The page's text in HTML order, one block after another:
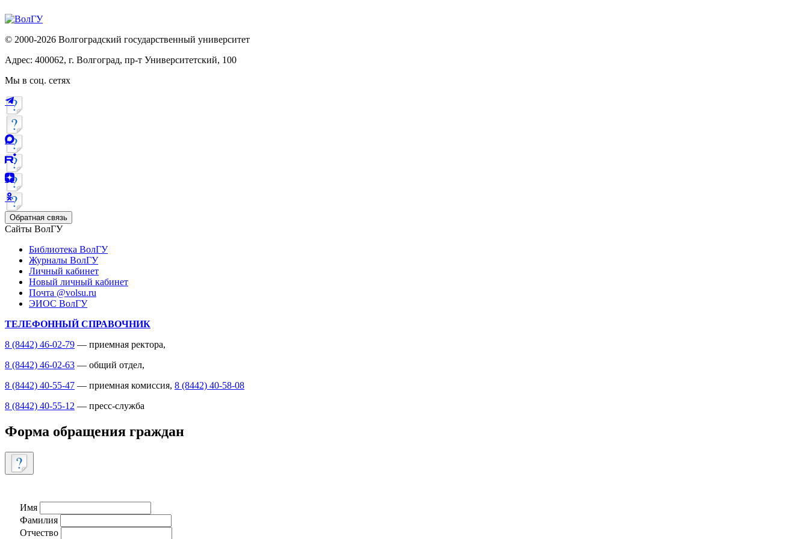
© 2000-2026 Волгоградский государственный университет
Адрес: 400062, г. Волгоград, пр-т Университетский, 100
Мы в соц. сетях
Обратная связь
Сайты ВолГУ
Библиотека ВолГУ
Журналы ВолГУ
Личный кабинет
Новый личный кабинет
Почта @volsu.ru
ЭИОС ВолГУ
ТЕЛЕФОННЫЙ СПРАВОЧНИК
8 (8442) 46-02-79 — приемная ректора,
8 (8442) 46-02-63 — общий отдел,
8 (8442) 40-55-47 — приемная комиссия, 8 (8442) 40-58-08
8 (8442) 40-55-12 — пресс-служба
Форма обращения граждан
Имя
Фамилия
Отчество